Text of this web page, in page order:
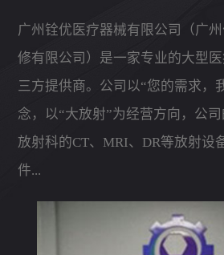
广州铨优医疗器械有限公司（广
修有限公司）是一家专业的大型
三方提供商。公司以“您的需求，
念，以“大放射”为经营方向，公
放射科的CT、MRI、DR等放射设
件...